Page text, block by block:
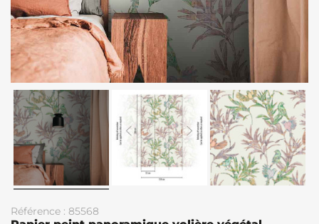
Référence : 85568